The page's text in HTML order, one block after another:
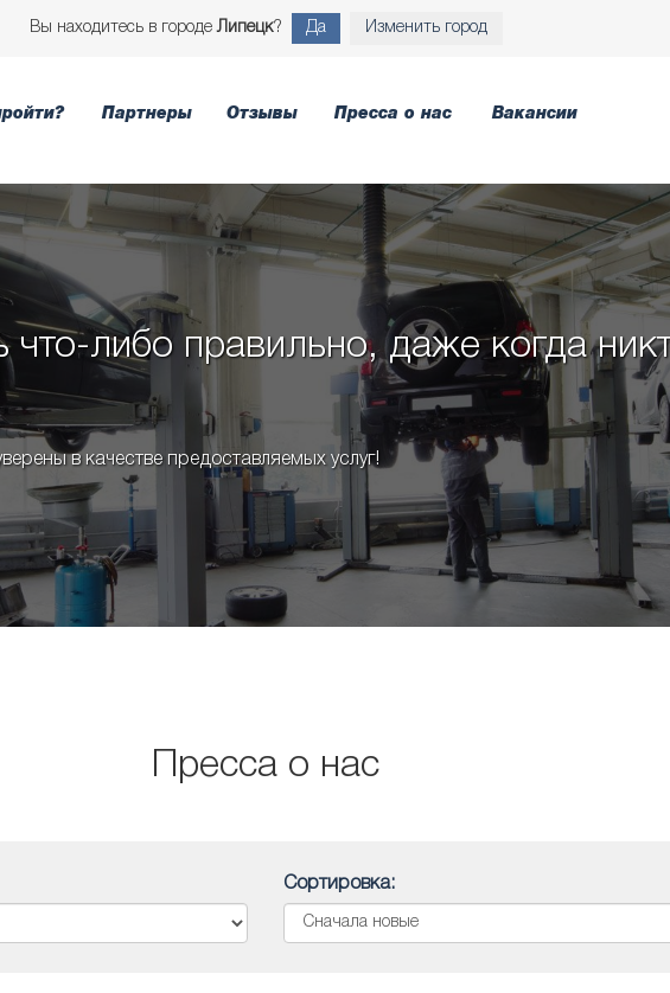
Вы находитесь в городеЛипецк? Да Изменить город
Партнеры Отзывы Пресса о нас Вакансии
либо правильно, даже когда
в качестве предоставляемых услуг!
Пресса о нас
Сортировка: